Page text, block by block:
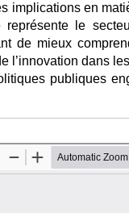
implications en
le
de mieux
l’innovation dans
publiques